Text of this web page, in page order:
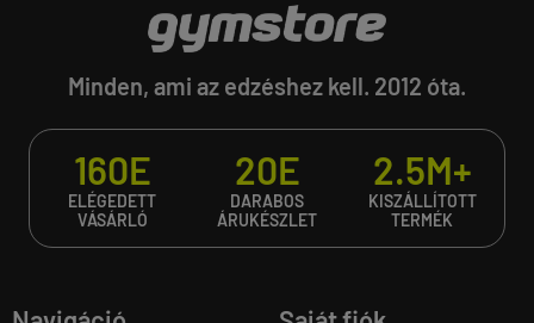
Minden, ami az edzéshez kell. 2012 óta.
160E
ELÉGEDETT
VÁSÁRLÓ
20E
DARABOS
ÁRUKÉSZLET
2.5M+
KISZÁLLÍTOTT
TERMÉK